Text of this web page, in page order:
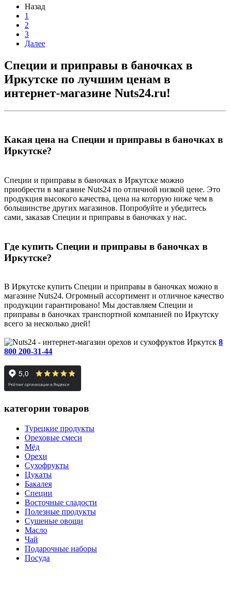
Назад
1
2
3
Далее
Специи и приправы в баночках в
Иркутске по лучшим ценам в
интернет-магазине Nuts24.ru!
Какая цена на Специи и приправы в баночках в
Иркутске?
Специи и приправы в баночках в Иркутске можно
приобрести в магазине Nuts24 по отличной низкой цене. Это
продукция высокого качества, цена на которую ниже чем в
большинстве других магазинов. Попробуйте и убедитесь
сами, заказав Специи и приправы в баночках у нас.
Где купить Специи и приправы в баночках в
Иркутске?
В Иркутске купить Специи и приправы в баночках можно в
магазине Nuts24. Огромный ассортимент и отличное качество
продукции гарантировано! Мы доставляем Специи и
приправы в баночках транспортной компанией по Иркутску
всего за несколько дней!
Иркутск 8
800 200-31-44
категории товаров
Турецкие продукты
Ореховые смеси
Мёд
Орехи
Сухофрукты
Цукаты
Бакалея
Специи
Восточные сладости
Полезные продукты
Сушеные овощи
Масло
Чай
Подарочные наборы
Посуда